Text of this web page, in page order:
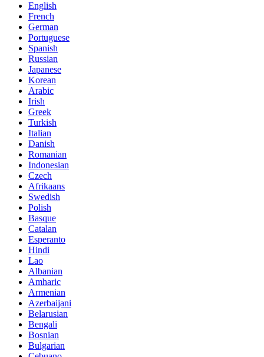
English
French
German
Portuguese
Spanish
Russian
Japanese
Korean
Arabic
Irish
Greek
Turkish
Italian
Danish
Romanian
Indonesian
Czech
Afrikaans
Swedish
Polish
Basque
Catalan
Esperanto
Hindi
Lao
Albanian
Amharic
Armenian
Azerbaijani
Belarusian
Bengali
Bosnian
Bulgarian